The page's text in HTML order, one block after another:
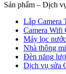
Sản phẩm – Dịch
Lắp Camera
Camera Wifi
Máy lọc nước
Nhà thông
Đèn năng
Dịch vụ sửa